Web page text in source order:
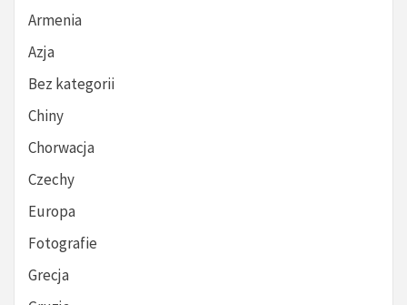
Armenia
Azja
Bez kategorii
Chiny
Chorwacja
Czechy
Europa
Fotografie
Grecja